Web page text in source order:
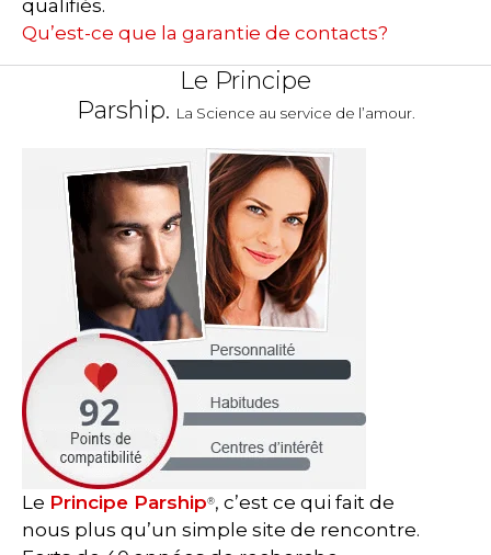
qualifiés.
Qu’est-ce que la garantie de contacts?
Le Principe
Parship. La Science au service de l’amour.
Le Principe Parship®, c’est ce qui fait de
nous plus qu’un simple site de rencontre.